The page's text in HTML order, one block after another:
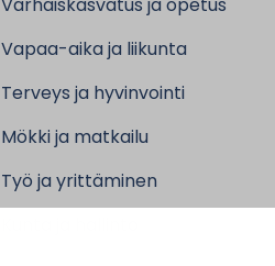
Vapaa-aika ja liikunta
Terveys ja hyvinvointi
Mökki ja matkailu
Työ ja yrittäminen